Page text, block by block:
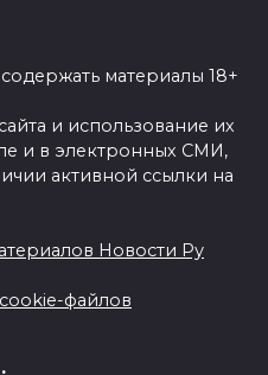
материалы 18+
и использование их
и в электронных СМИ,
активной ссылки на
Новости Ру
файлов